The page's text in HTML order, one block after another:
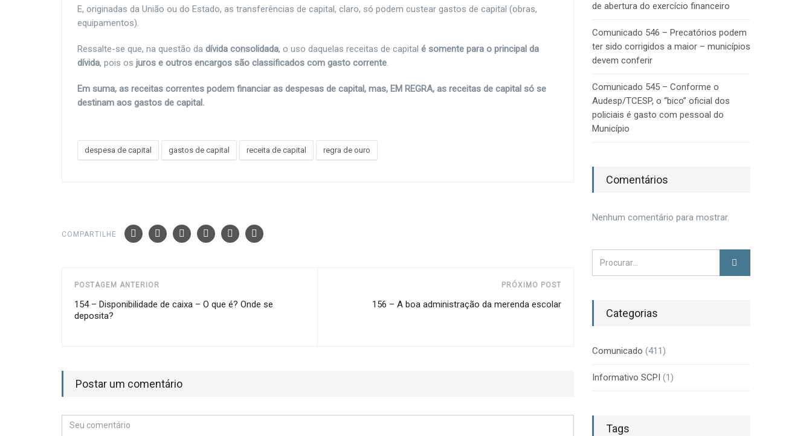
E, originadas da União ou do Estado, as transferências de capital, claro, só podem custear gastos de capital (obras,
equipamentos).
Ressalte-se que, na questão da dívida consolidada, o uso daquelas receitas de capital é somente para o principal da
dívida, pois os juros e outros encargos são classificados com gasto corrente.
Em suma, as receitas correntes podem financiar as despesas de capital, mas, EM REGRA, as receitas de capital só se
destinam aos gastos de capital.
despesa de capital gastos de capital receita de capital regra de ouro
COMPARTILHE
POSTAGEM ANTERIOR
154 – Disponibilidade de caixa – O que é? Onde se
deposita?
PRÓXIMO POST
156 – A boa administração da merenda escolar
Postar um comentário
de abertura do exercício financeiro
Comunicado 546 – Precatórios podem
ter sido corrigidos a maior – municípios
devem conferir
Comunicado 545 – Conforme o
Audesp/TCESP, o “bico” oficial dos
policiais é gasto com pessoal do
Município
Comentários
Nenhum comentário para mostrar.
Categorias
Comunicado (411)
Informativo SCPI (1)
Tags